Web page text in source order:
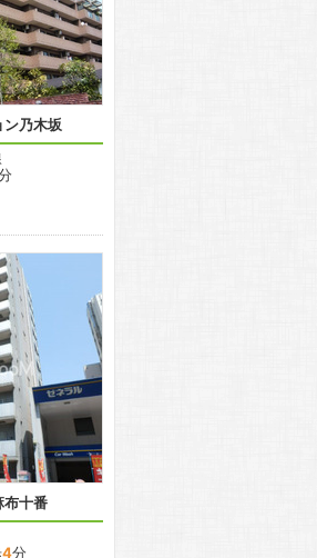
更新 08/05
レジディアタワー麻布十番
東京メトロ南北線
『麻布十番駅』徒歩
間取り：1LDK〜3LDK
賃料：
万円
ン乃木坂
布十番
4分